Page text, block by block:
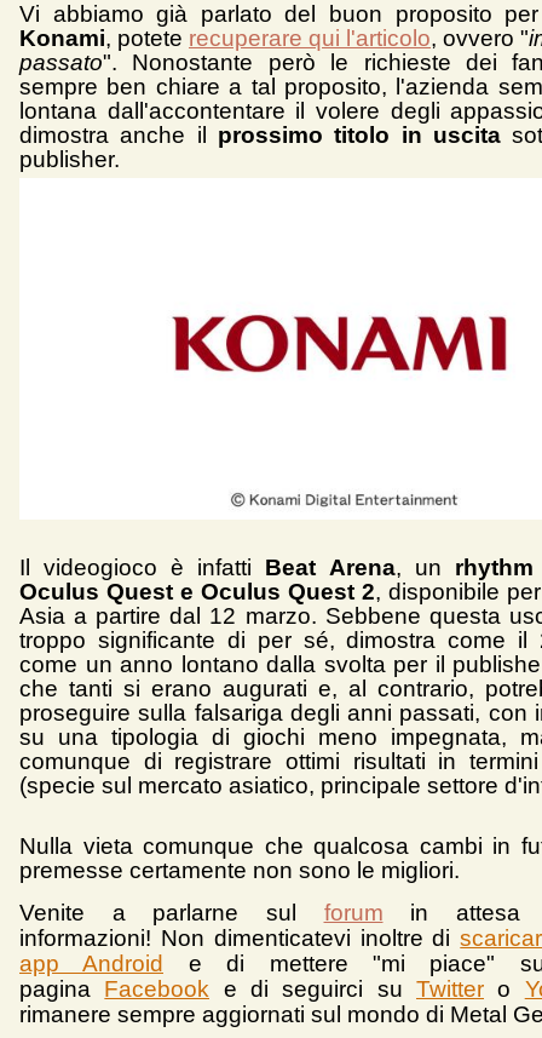
Vi abbiamo già parlato del buon proposito
Konami, potete recuperare qui l'articolo, ovvero "
passato". Nonostante però le richieste dei
sempre ben chiare a tal proposito, l'azienda
lontana dall'accontentare il volere degli
dimostra anche il prossimo titolo in uscita
publisher.
Il videogioco è infatti Beat Arena, un
Oculus Quest e Oculus Quest 2, disponibile
Asia a partire dal 12 marzo. Sebbene questa
troppo significante di per sé, dimostra come il
come un anno lontano dalla svolta per il
che tanti si erano augurati e, al contrario,
proseguire sulla falsariga degli anni passati, con
su una tipologia di giochi meno impegnata,
comunque di registrare ottimi risultati in
(specie sul mercato asiatico, principale settore
Nulla vieta comunque che qualcosa cambi in
premesse certamente non sono le migliori.
Venite a parlarne sul forum in attesa
informazioni! Non dimenticatevi inoltre di
app Android
e di mettere "mi piace"
pagina Facebook e di seguirci suTwitter o
rimanere sempre aggiornati sul mondo di Metal